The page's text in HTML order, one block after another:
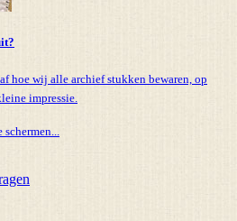
hoe wij alle archief stukken bewaren, op
impressie.
schermen...